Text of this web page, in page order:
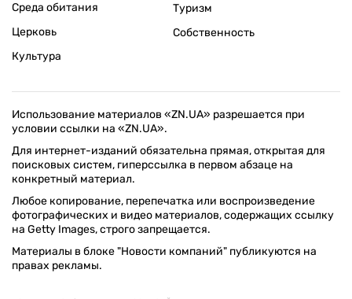
Среда обитания
Церковь
Культура
Туризм
Собственность
Использование материалов «ZN.UA» разрешается при
условии ссылки на «ZN.UA».
Для интернет-изданий обязательна прямая, открытая для
поисковых систем, гиперссылка в первом абзаце на
конкретный материал.
Любое копирование, перепечатка или воспроизведение
фотографических и видео материалов, содержащих ссылку
на Getty Images, строго запрещается.
Материалы в блоке "Новости компаний" публикуются на
правах рекламы.